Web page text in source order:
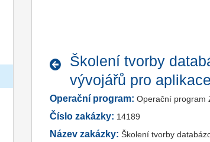
Školení tvorby
vývojářů pro
Operační program: Operační program
Číslo zakázky: 14189
Název zakázky: Školení tvorby